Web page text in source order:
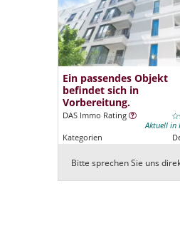
Ein passendes Objekt
befindet sich in
Vorbereitung.
DAS Immo Rating
Aktuell in
Kategorien
Bitte sprechen Sie uns